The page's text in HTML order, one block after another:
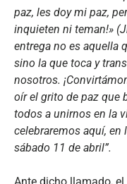
paz, les doy mi paz,
inquieten ni teman!»
entrega no es aquella
sino la que toca y
nosotros.
oír el grito de paz que
todos a unirnos en la
celebraremos aquí, en
sábado 11 de abril”.
Ante dicho llamado, el